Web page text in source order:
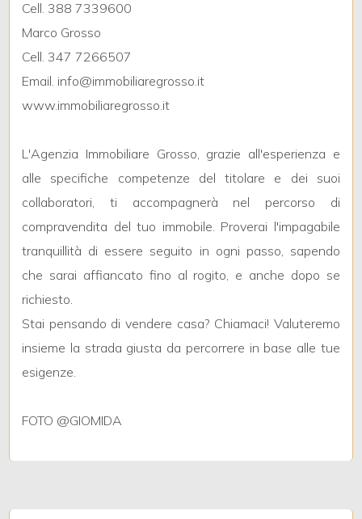
Cell. 388 7339600
Marco Grosso
Cell. 347 7266507
Email. info@immobiliaregrosso.it
www.immobiliaregrosso.it
L'Agenzia Immobiliare Grosso, grazie all'esperienza e
alle specifiche competenze del titolare e dei suoi
collaboratori, ti accompagnerà nel percorso di
compravendita del tuo immobile. Proverai l'impagabile
tranquillità di essere seguito in ogni passo, sapendo
che sarai affiancato fino al rogito, e anche dopo se
richiesto.
Stai pensando di vendere casa? Chiamaci! Valuteremo
insieme la strada giusta da percorrere in base alle tue
esigenze.
FOTO @GIOMIDA
Giardino
Posto auto/Box
Ascensore
Arredato
Nuova costruzione
Lusso